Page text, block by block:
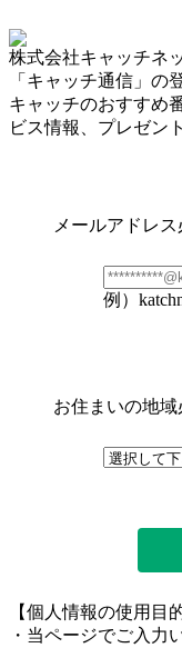
株式会社キャッチネ
「キャッチ通信」の
キャッチのおすすめ
ビス情報、プレゼン
メールアドレス
例）
お住まいの地域
【個人情報の使用目
・当ページでご入力